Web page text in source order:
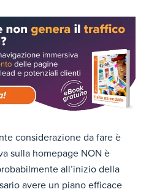
considerazione da fare è
sulla homepage NON è
all’inizio della
avere un piano efficace